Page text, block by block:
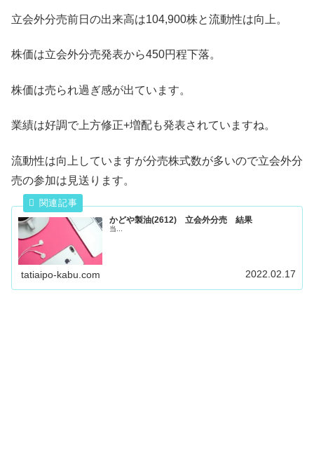
立会外分売前日の出来高は104,900株と流動性は向上。
株価は立会外分売発表から450円程下落。
株価は売られ過ぎ感が出ています。
業績は好調で上方修正+増配も発表されていますね。
流動性は向上していますが分売株式数が多いので立会外分
売の参加は見送ります。
かどや製油(2612) 立会外分売 結果
当...
tatiaipo-kabu.com 2022.02.17